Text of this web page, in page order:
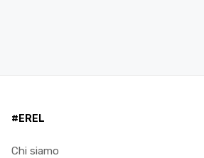
#EREL
Chi siamo